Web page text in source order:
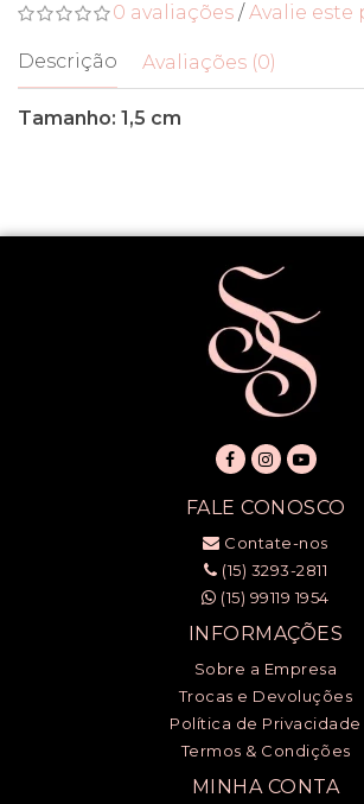
0 avaliações /Avalie este
Descrição Avaliações (0)
Tamanho: 1,5 cm
FALE CONOSCO
Contate-nos
(15) 3293-2811
(15) 99119 1954
INFORMAÇÕES
Sobre a Empresa
Trocas e Devoluções
Política de Privacidade
Termos & Condições
MINHA CONTA